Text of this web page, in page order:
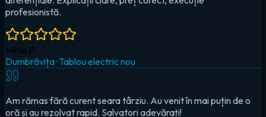
oră și au rezolvat rapid. Salvatori adevărați!
Cristina D.
Timișoara, Circumvalațiunii·Urgență — pană totală
Au montat iluminat LED în toată casa și un sistem smart pentru
controlul de pe telefon. Foarte mulțumit!